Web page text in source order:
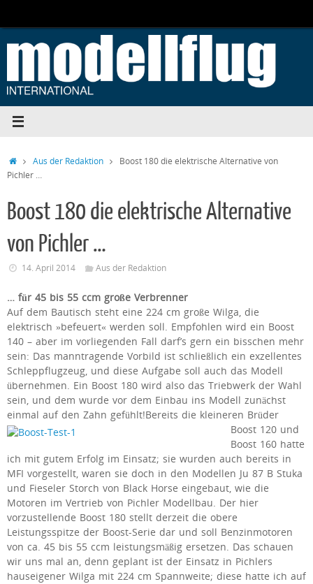
StartAus der Redaktion
Boost 180 die elektrische Alternative von
Pichler …
Boost 180 die elektrische Alternative
von Pichler …
14. April 2014 Aus der Redaktion
… für 45 bis 55 ccm große Verbrenner
Auf dem Bautisch steht eine 224 cm große Wilga, die
elektrisch »befeuert« werden soll. Empfohlen wird ein Boost
140 – aber im vorliegenden Fall darf’s gern ein bisschen mehr
sein: Das manntragende Vorbild ist schließlich ein exzellentes
Schleppflugzeug, und diese Aufgabe soll auch das Modell
übernehmen. Ein Boost 180 wird also das Triebwerk der Wahl
sein, und dem wurde vor dem Einbau ins Modell zunächst
einmal auf den Zahn gefühlt!Bereits die kleineren Brüder
Boost 120 und
Boost 160 hatte
ich mit gutem Erfolg im Einsatz; sie wurden auch bereits in
MFI vorgestellt, waren sie doch in den Modellen Ju 87 B Stuka
und Fieseler Storch von Black Horse eingebaut, wie die
Motoren im Vertrieb von Pichler Modellbau. Der hier
vorzustellende Boost 180 stellt derzeit die obere
Leistungsspitze der Boost-Serie dar und soll Benzinmotoren
von ca. 45 bis 55 ccm leistungsmäßig ersetzen. Das schauen
wir uns mal an, denn geplant ist der Einsatz in Pichlers
hauseigener Wilga mit 224 cm Spannweite; diese hatte ich auf